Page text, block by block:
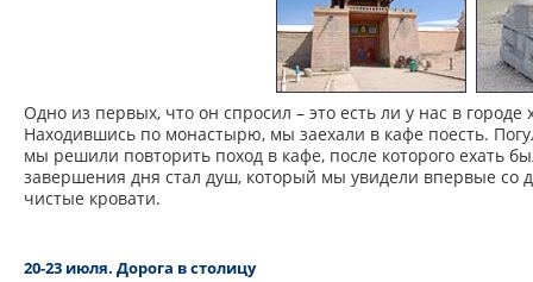
Одно из первых, что он спросил – это есть ли у нас в
Находившись по монастырю, мы заехали в кафе поесть.
мы решили повторить поход в кафе, после которого ехать
завершения дня стал душ, который мы увидели впервые со
чистые кровати.
20-23 июля. Дорога в столицу